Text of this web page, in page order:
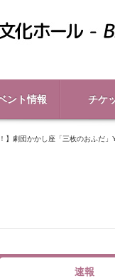
ント情報 チケ
！】劇団かかし座「三枚のおふだ
速報